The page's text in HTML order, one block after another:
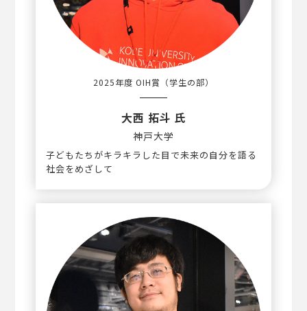
2025年度 OIH賞 （学生の部）
大西 拓斗 氏
神戸大学
子どもたちがキラキラした目で未来の自分を語る
社会をめざして